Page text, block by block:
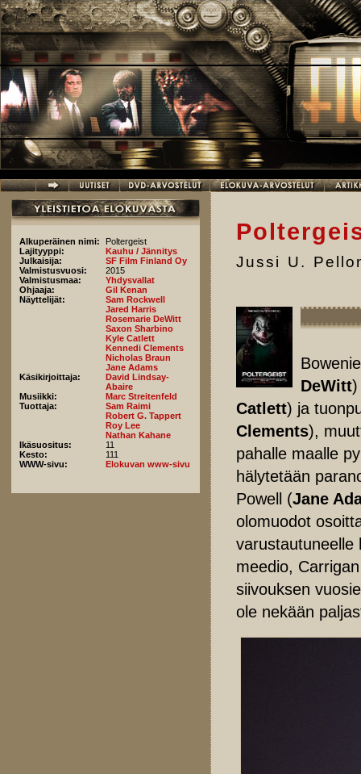
Hyppää pääsisältöön
Alkuperäinen nimi:
Poltergeist
Lajityyppi:
Kauhu / Jännitys
Julkaisija:
SF Film Finland Oy
Valmistusvuosi:
2015
Valmistusmaa:
Yhdysvallat
Ohjaaja:
Gil Kenan
Näyttelijät:
Sam Rockwell
Jared Harris
Rosemarie DeWitt
Saxon Sharbino
Kyle Catlett
Kennedi Clements
Nicholas Braun
Jane Adams
Käsikirjoittaja:
David Lindsay-
Abaire
Musiikki:
Marc Streitenfeld
Tuottaja:
Sam Raimi
Robert G. Tappert
Roy Lee
Nathan Kahane
Ikäsuositus:
11
Kesto:
111
WWW-sivu:
Elokuvan www-sivu
Jussi U.
DeWitt)
Catlett) ja
Clements),
pahalle maalle
hälytetään
Powell (Jane
olomuodot
varustautuneelle
meedio,
siivouksen
ole nekään